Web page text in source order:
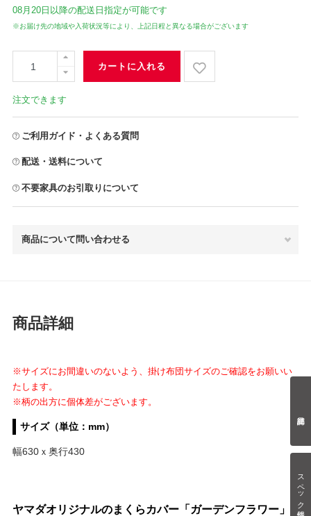
スペック情報
08月20日 以降の配送日指定が可能です
※お届け先の地域や入荷状況等により、上記日程と異なる場合がございます
カートに入れる
注文できます
ご利用ガイド・よくある質問
配送・送料について
不要家具のお引取りについて
商品について問い合わせる
商品詳細
※サイズにお間違いのないよう、掛け布団サイズのご確認をお願いい
たします。
※柄の出方に個体差がございます。
サイズ（単位：mm）
幅630ｘ奥行430
ヤマダオリジナルのまくらカバー「ガーデンフラワー」